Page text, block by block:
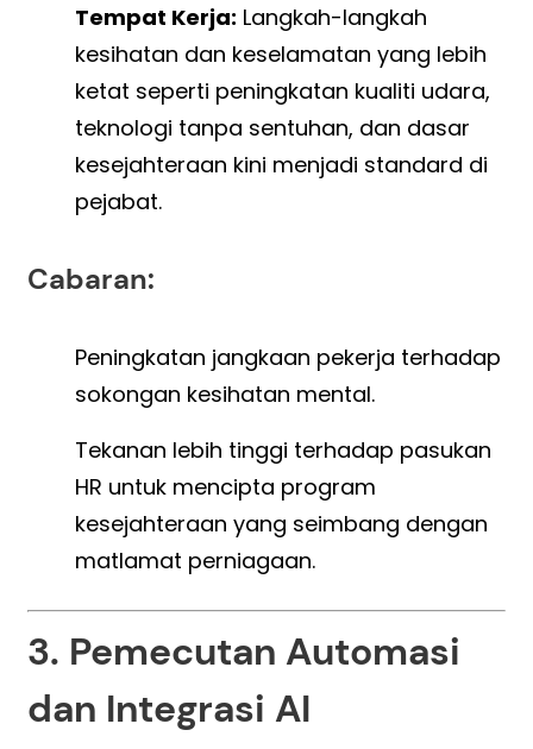
Tempat Kerja: Langkah-langkah
kesihatan dan keselamatan yang lebih
ketat seperti peningkatan kualiti udara,
teknologi tanpa sentuhan, dan dasar
kesejahteraan kini menjadi standard di
pejabat.
Cabaran:
Peningkatan jangkaan pekerja terhadap
sokongan kesihatan mental.
Tekanan lebih tinggi terhadap pasukan
HR untuk mencipta program
kesejahteraan yang seimbang dengan
matlamat perniagaan.
3. Pemecutan Automasi
dan Integrasi AI